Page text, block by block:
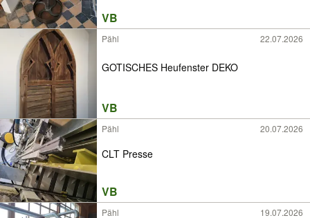
VB
Pähl 22.07.2026
GOTISCHES Heufenster DEKO
VB
Pähl 20.07.2026
CLT Presse
VB
Pähl 19.07.2026